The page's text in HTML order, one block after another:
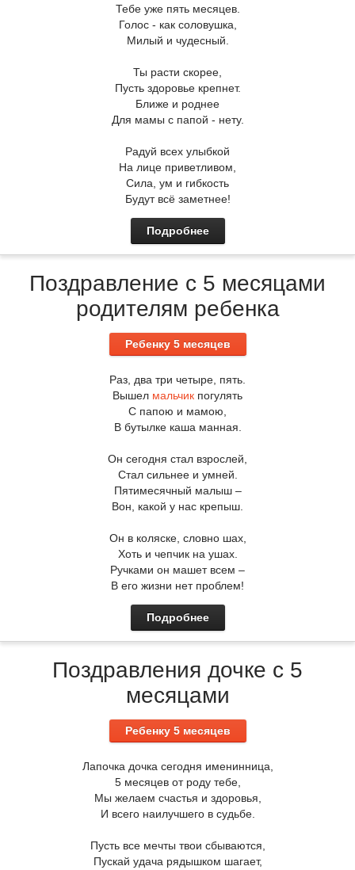
Тебе уже пять месяцев.
Голос - как соловушка,
Милый и чудесный.
Ты расти скорее,
Пусть здоровье крепнет.
Ближе и роднее
Для мамы с папой - нету.
Радуй всех улыбкой
На лице приветливом,
Сила, ум и гибкость
Будут всё заметнее!
Подробнее
Поздравление с 5 месяцами
родителям ребенка
Ребенку 5 месяцев
Раз, два три четыре, пять.
Вышел мальчик погулять
С папою и мамою,
В бутылке каша манная.
Он сегодня стал взрослей,
Стал сильнее и умней.
Пятимесячный малыш –
Вон, какой у нас крепыш.
Он в коляске, словно шах,
Хоть и чепчик на ушах.
Ручками он машет всем –
В его жизни нет проблем!
Подробнее
Поздравления дочке с 5
месяцами
Ребенку 5 месяцев
Лапочка дочка сегодня именинница,
5 месяцев от роду тебе,
Мы желаем счастья и здоровья,
И всего наилучшего в судьбе.
Пусть все мечты твои сбываются,
Пускай удача рядышком шагает,